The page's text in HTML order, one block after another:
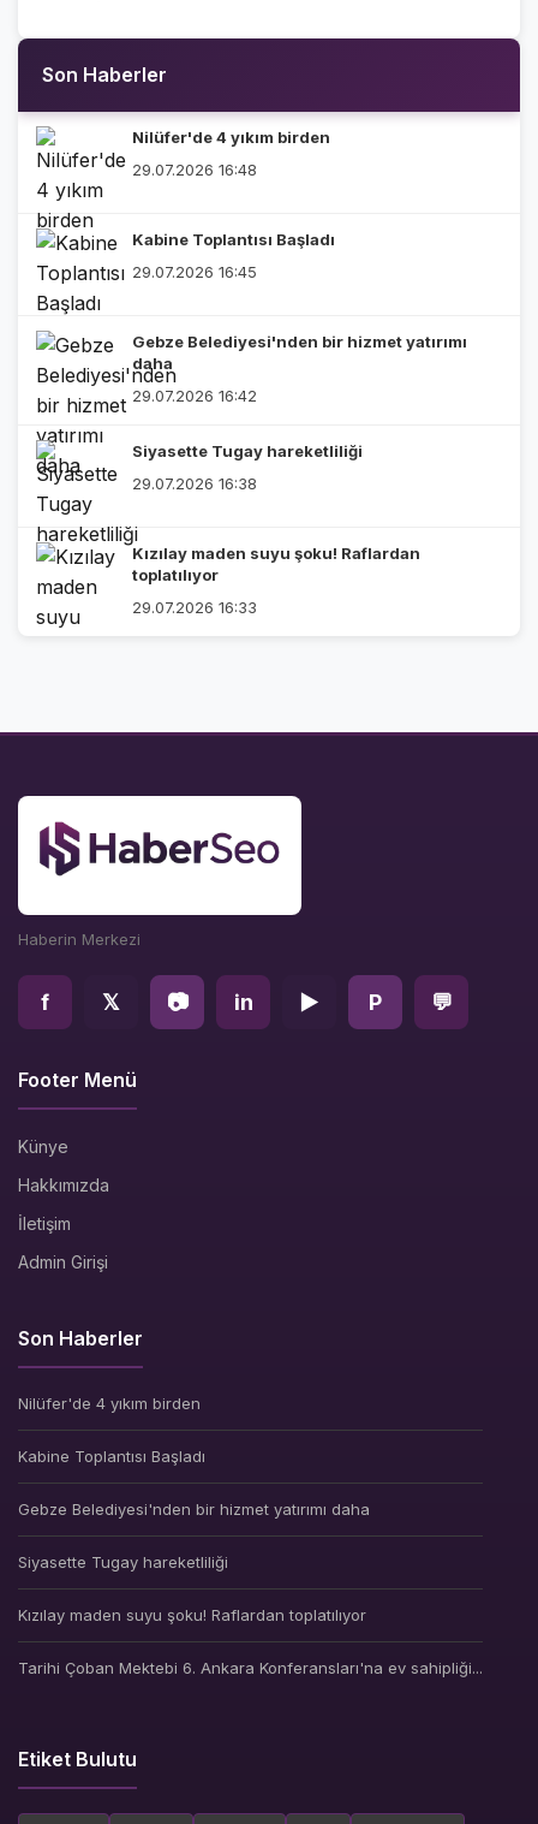
Son Haberler
Nilüfer'de 4 yıkım birden
29.07.2026 16:48
Kabine Toplantısı Başladı
29.07.2026 16:45
Gebze Belediyesi'nden bir hizmet yatırımı
daha
29.07.2026 16:42
Siyasette Tugay hareketliliği
29.07.2026 16:38
Kızılay maden suyu şoku! Raflardan
toplatılıyor
29.07.2026 16:33
Haberin Merkezi
f 𝕏 📷 in ▶ P 💬
Footer Menü
Künye
Hakkımızda
İletişim
Admin Girişi
Son Haberler
Nilüfer'de 4 yıkım birden
Kabine Toplantısı Başladı
Gebze Belediyesi'nden bir hizmet yatırımı daha
Siyasette Tugay hareketliliği
Kızılay maden suyu şoku! Raflardan toplatılıyor
Tarihi Çoban Mektebi 6. Ankara Konferansları'na ev sahipliği...
Etiket Bulutu